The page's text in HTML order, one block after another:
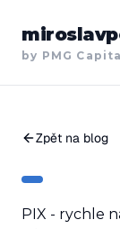
by PMG Capital
Zpět na blog
PIX - rychle